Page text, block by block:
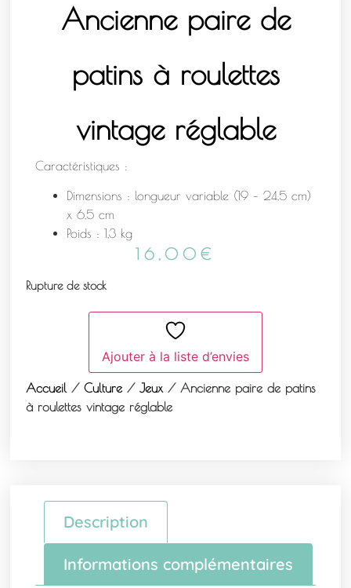
Ancienne paire de
patins à roulettes
vintage réglable
Caractéristiques :
Dimensions : longueur variable (19 – 24,5 cm)
x 6,5 cm
Poids : 1,3 kg
16,00 €
Rupture de stock
Ajouter à la liste d’envies
Accueil /Culture /Jeux / Ancienne paire de patins
à roulettes vintage réglable
Description
Informations complémentaires